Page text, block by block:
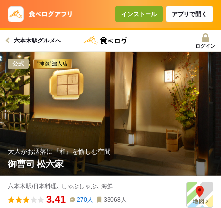
インストール アプリで開く
六本木駅グルメへ
ログイン
公式
大人がお洒落に『和』を愉しむ空間
御曹司 松六家
六本木駅/日本料理､ しゃぶしゃぶ､ 海鮮
3.41 270人 33068 人
コースで使えるクーポン
戻る
クーポンを利用せず予約する